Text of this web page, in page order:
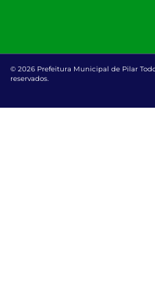
© 2026 Prefeitura Municipal de Pilar
reservados.